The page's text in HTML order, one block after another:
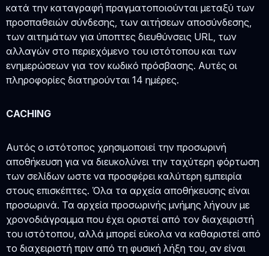
κατά την καταγραφή πραγματοποιούνται μεταξύ των
προσπαθειών σύνδεσης, των αιτήσεων αποσύνδεσης,
των αιτημάτων για ύποπτες διευθύνσεις URL, των
αλλαγών στο περιεχόμενο του ιστότοπου και των
ενημερώσεων για τον κωδικό πρόσβασης. Αυτές οι
πληροφορίες διατηρούνται 14 ημέρες.
CACHING
Αυτός ο ιστότοπος χρησιμοποιεί την προσωρινή
αποθήκευση για να διευκολύνει την ταχύτερη φόρτωση
των σελίδων ωστε να προσφέρει καλύτερη εμπειρία
στους επισκέπτες. Όλα τα αρχεία αποθήκευσης είναι
προσωρινά. Τα αρχεία προσωρινής μνήμης λήγουν με
χρονοδιάγραμμα που έχει οριστεί από τον διαχειριστή
του ιστότοπου, αλλά μπορεί εύκολα να καθαριστεί από
το διαχειριστή πριν από τη φυσική λήξη του, αν είναι